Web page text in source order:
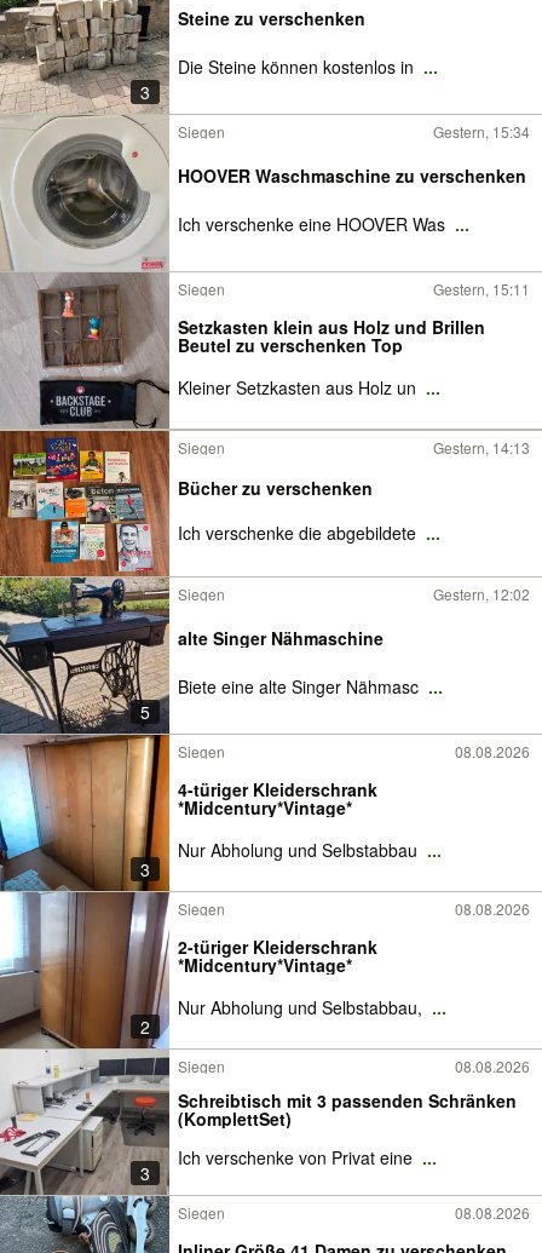
3
Steine zu verschenken
Die Steine können kostenlos in ...
Siegen Gestern, 15:34
HOOVER Waschmaschine zu verschenken
Ich verschenke eine HOOVER Was ...
Siegen Gestern, 15:11
Setzkasten klein aus Holz und Brillen
Beutel zu verschenken Top
Kleiner Setzkasten aus Holz un ...
Siegen Gestern, 14:13
Bücher zu verschenken
Ich verschenke die abgebildete ...
5
Siegen Gestern, 12:02
alte Singer Nähmaschine
Biete eine alte Singer Nähmasc ...
3
Siegen 08.08.2026
4-türiger Kleiderschrank
*Midcentury*Vintage*
Nur Abholung und Selbstabbau ...
2
Siegen 08.08.2026
2-türiger Kleiderschrank
*Midcentury*Vintage*
Nur Abholung und Selbstabbau, ...
3
Siegen 08.08.2026
Schreibtisch mit 3 passenden Schränken
(KomplettSet)
Ich verschenke von Privat eine ...
Siegen 08.08.2026